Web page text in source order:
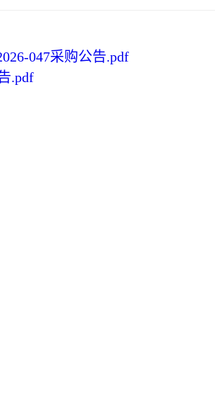
047采购公告.pdf
.pdf